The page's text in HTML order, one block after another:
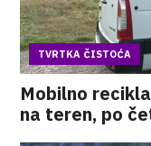
TVRTKA ČISTOĆA
Mobilno
na teren, po